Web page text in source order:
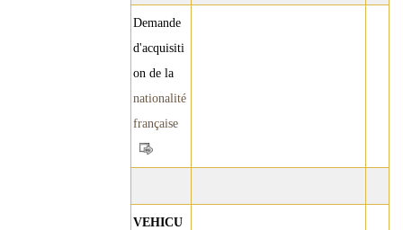
Demande
d'acquisiti
on de la
nationalité
française
VEHICU